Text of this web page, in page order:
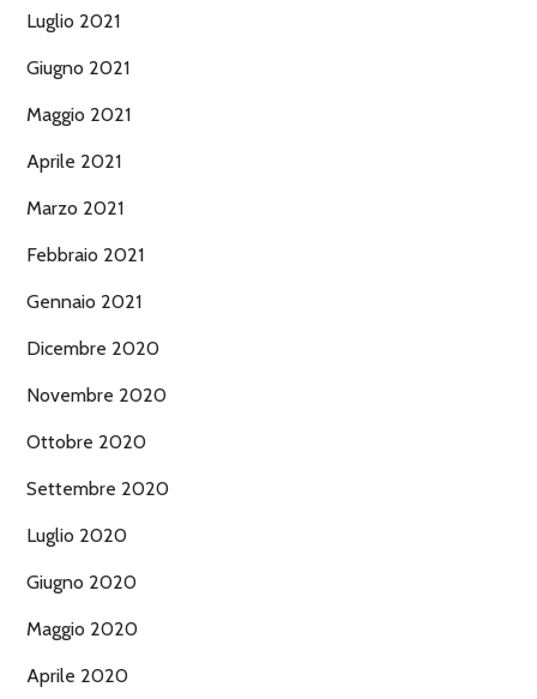
Luglio 2021
Giugno 2021
Maggio 2021
Aprile 2021
Marzo 2021
Febbraio 2021
Gennaio 2021
Dicembre 2020
Novembre 2020
Ottobre 2020
Settembre 2020
Luglio 2020
Giugno 2020
Maggio 2020
Aprile 2020